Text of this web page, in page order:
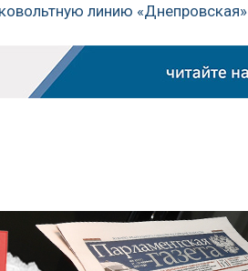
линию «Днепровская»